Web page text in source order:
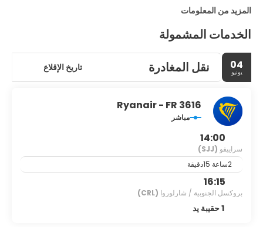
المزيد من المعلومات
الخدمات المشمولة
04
يونيو نقل المغادرة تاريخ الإقلاع
Ryanair - FR 3616
مباشر
14:00
سراييفو (SJJ)
16:15
بروكسل الجنوبية / شارلوروا (CRL)
1 حقيبة يد